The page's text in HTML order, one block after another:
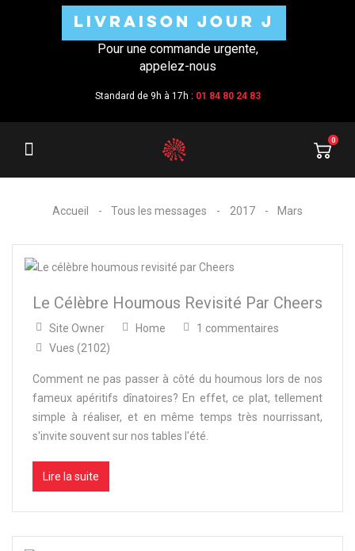
LIVRAISON JOUR J
Pour une commande urgente,
appelez-nous
Standard de 9h à 17h : 01 84 80 24 83
0
Accueil Tous les messages 2017 Mars
Le Célèbre Houmous Revisité Par Cheers
Site Owner Home
1 commentaires
Vues (2102)
Comment ne pas passer à côté du houmous lors de nos
fameux apéritifs dînatoires? En effet, ce plat, tellement
simple à réaliser, et en même temps très nourrissant,
s'invite souvent sur nos tables l'été.
Lire la suite